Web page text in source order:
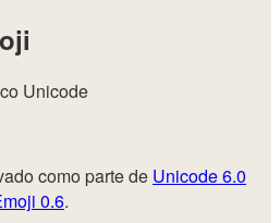
Unicode
como parte de Unicode 6.0
0.6.